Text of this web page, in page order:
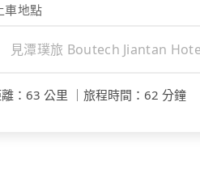
車地點
： 63 公里 旅程時間 ： 62 分鐘